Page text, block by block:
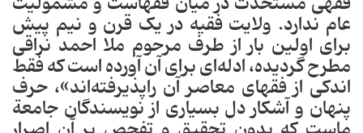
عام‌ ندارد. ولایت‌ فقیه‌ در یک‌ قرن‌ و نیم‌ پیش‌
برای‌ اولین‌ بار از طرف‌ مرحوم‌ ملا احمد نراقی‌
مطرح‌ گردیده، ادله‌ای‌ برای‌ آن‌ آورده‌ است‌ که‌ فقط‌
اندکی‌ از فقهای‌ معاصر آن‌ راپذیرفته‌اند»، حرف‌
پنهان‌ و آشکار دل‌ بسیاری‌ از نویسندگان‌ جامعة‌